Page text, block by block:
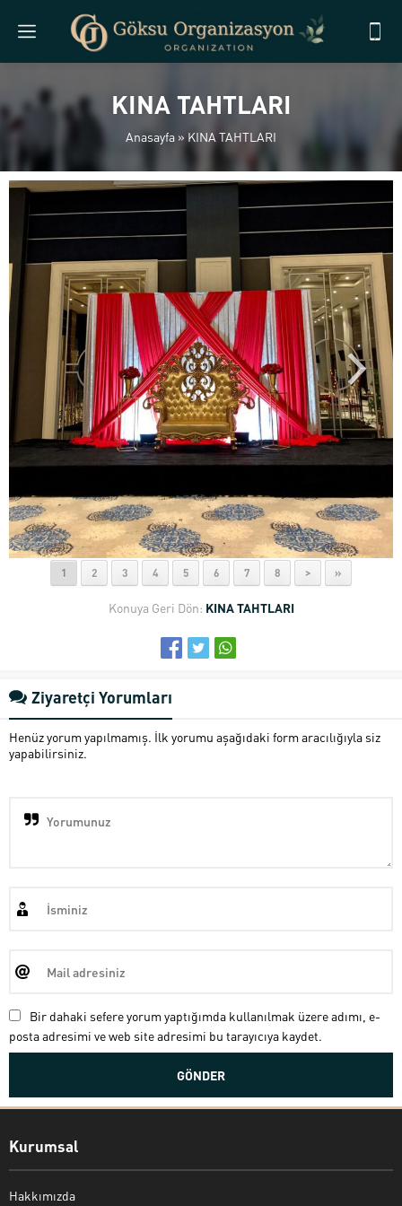
KINA TAHTLARI
Anasayfa » KINA TAHTLARI
1 2 3 4 5 6 7 8 > »
Konuya Geri Dön: KINA TAHTLARI
Ziyaretçi Yorumları
Henüz yorum yapılmamış. İlk yorumu aşağıdaki form aracılığıyla siz
yapabilirsiniz.
Bir dahaki sefere yorum yaptığımda kullanılmak üzere adımı, e-
posta adresimi ve web site adresimi bu tarayıcıya kaydet.
Kurumsal
Hakkımızda